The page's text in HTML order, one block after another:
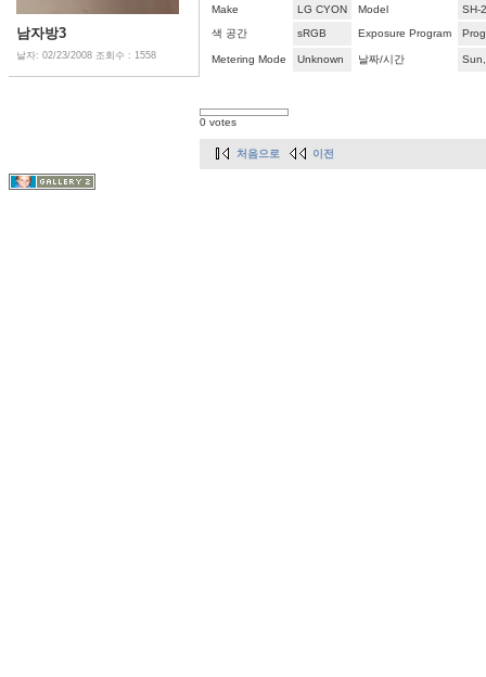
남자방3
날자: 02/23/2008 조회수 : 1558
Make
LG CYON Model
SH-
색 공간
sRGB Exposure Program
Metering Mode Unknown 날짜/시간
0 votes
처음으로 이전